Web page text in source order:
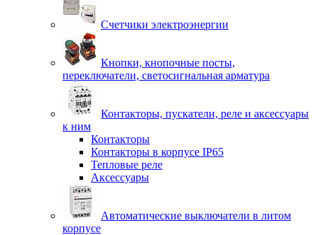
Счетчики электроэнергии
Кнопки, кнопочные посты,
переключатели, светосигнальная арматура
Контакторы, пускатели, реле и аксессуары
к ним
Контакторы
Контакторы в корпусе IP65
Тепловые реле
Аксессуары
Автоматические выключатели в литом
корпусе